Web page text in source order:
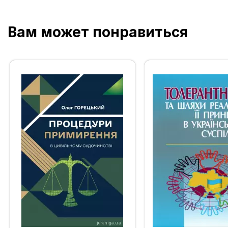
Вам может понравиться